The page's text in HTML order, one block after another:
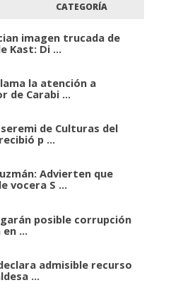
CATEGORÍA
imagen trucada de
Kast: Di ...
la atención a
de Carabi ...
de Culturas del
p ...
Advierten que
vocera S ...
posible corrupción
...
admisible recurso
...